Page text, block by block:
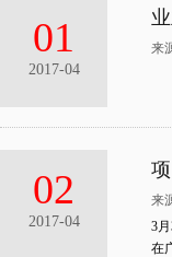
01
2017-04
来
02
2017-04
来
3
在